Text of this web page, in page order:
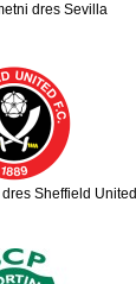
dres Sevilla
Sheffield United